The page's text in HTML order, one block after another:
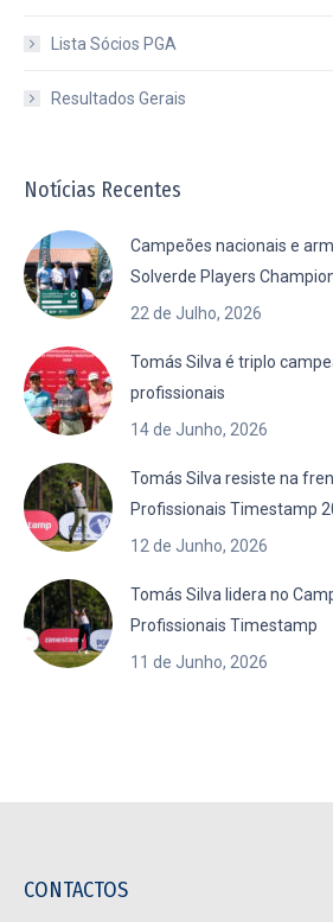
Lista Sócios PGA
Resultados Gerais
Notícias Recentes
Campeões nacionais e
Solverde Players
22 de Julho, 2026
Tomás Silva é triplo
profissionais
14 de Junho, 2026
Tomás Silva resiste na
Profissionais Timestamp
12 de Junho, 2026
Tomás Silva lidera no
Profissionais Timestamp
11 de Junho, 2026
CONTACTOS